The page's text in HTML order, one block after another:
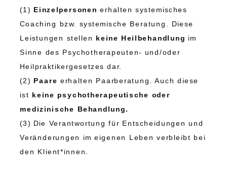
(1) Einzelpersonen erhalten systemisches
Coaching bzw. systemische Beratung. Diese
Leistungen stellen keine Heilbehandlung im
Sinne des Psychotherapeuten- und/oder
Heilpraktikergesetzes dar.
(2) Paare erhalten Paarberatung. Auch diese
ist keine psychotherapeutische oder
medizinische Behandlung.
(3) Die Verantwortung für Entscheidungen und
Veränderungen im eigenen Leben verbleibt bei
den Klient*innen.